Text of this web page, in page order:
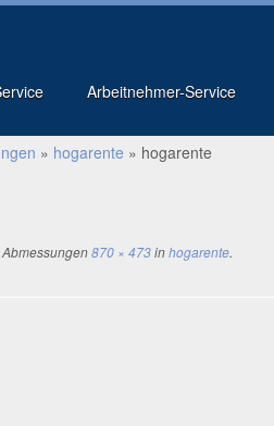
Arbeitnehmer-Service
» hogarente » hogarente
870 × 473inhogarente.